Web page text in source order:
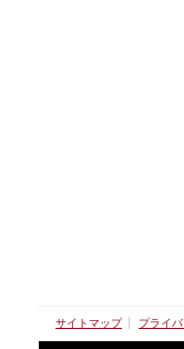
サイトマップ プライ